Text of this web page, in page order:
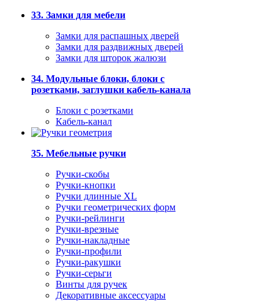
33. Замки для мебели
Замки для распашных дверей
Замки для раздвижных дверей
Замки для шторок жалюзи
34. Модульные блоки, блоки с
розетками, заглушки кабель-канала
Блоки с розетками
Кабель-канал
35. Мебельные ручки
Ручки-скобы
Ручки-кнопки
Ручки длинные XL
Ручки геометрических форм
Ручки-рейлинги
Ручки-врезные
Ручки-накладные
Ручки-профили
Ручки-ракушки
Ручки-серьги
Винты для ручек
Декоративные аксессуары